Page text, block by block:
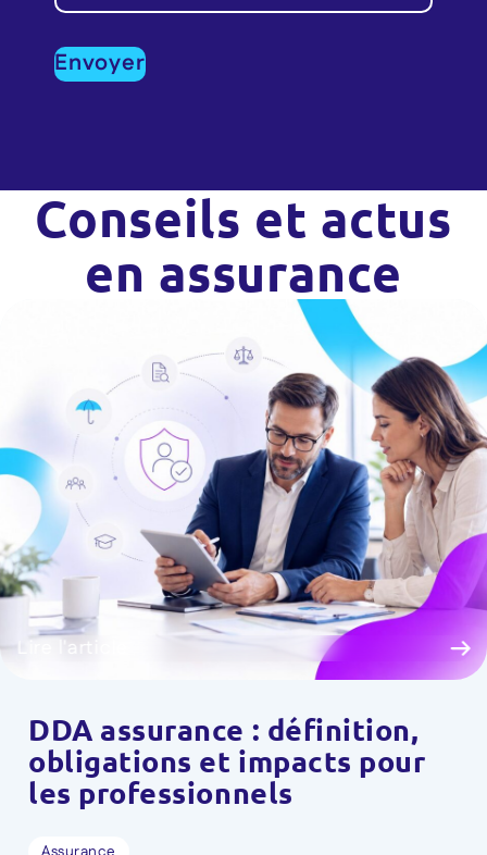
Conseils et actus
en assurance
Lire l'article
DDA assurance : définition,
obligations et impacts pour
les professionnels